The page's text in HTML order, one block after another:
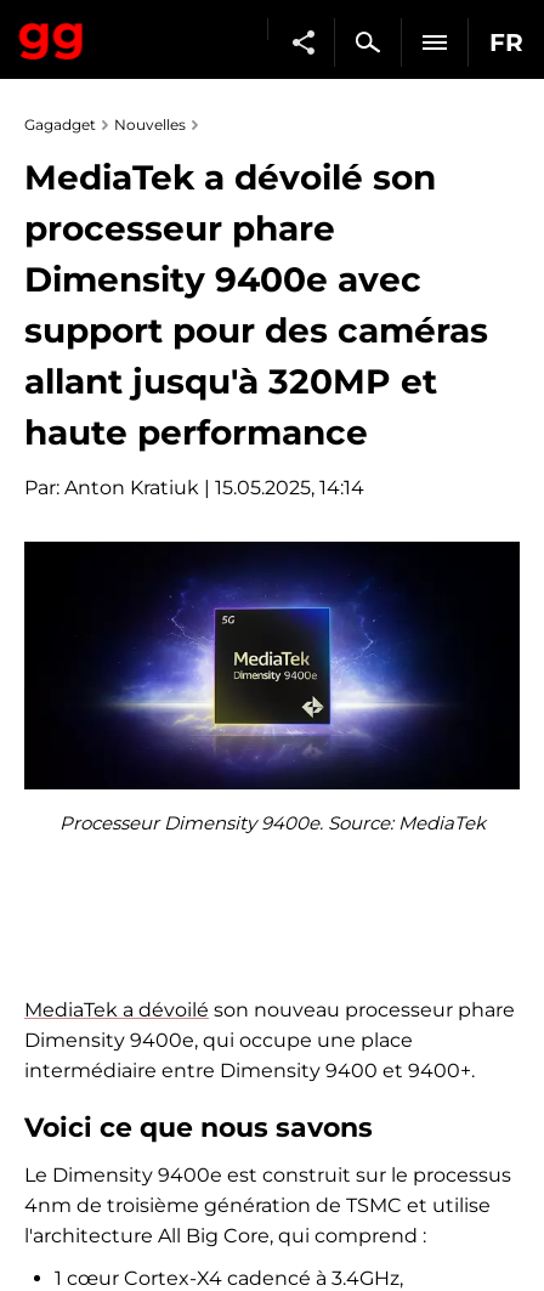
FR
Gagadget Nouvelles
MediaTek a dévoilé son
processeur phare
Dimensity 9400e avec
support pour des caméras
allant jusqu'à 320MP et
haute performance
Par: Anton Kratiuk | 15.05.2025, 14:14
Processeur Dimensity 9400e. Source: MediaTek
MediaTek a dévoilé son nouveau processeur phare
Dimensity 9400e, qui occupe une place
intermédiaire entre Dimensity 9400 et 9400+.
Voici ce que nous savons
Le Dimensity 9400e est construit sur le processus
4nm de troisième génération de TSMC et utilise
l'architecture All Big Core, qui comprend :
1 cœur Cortex-X4 cadencé à 3.4GHz,